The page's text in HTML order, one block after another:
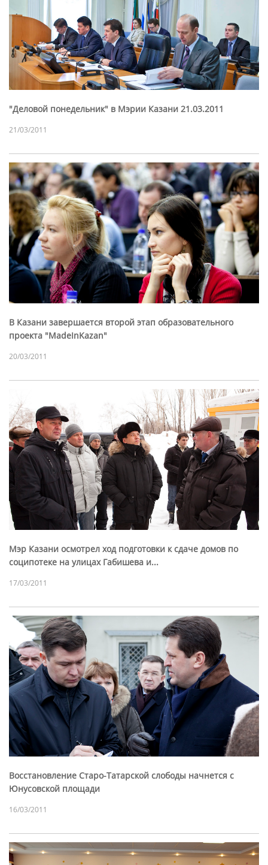
"Деловой понедельник" в Мэрии Казани 21.03.2011
21/03/2011
В Казани завершается второй этап образовательного
проекта "MadeInKazan"
20/03/2011
Мэр Казани осмотрел ход подготовки к сдаче домов по
соципотеке на улицах Габишева и...
17/03/2011
Восстановление Старо-Татарской слободы начнется с
Юнусовской площади
16/03/2011